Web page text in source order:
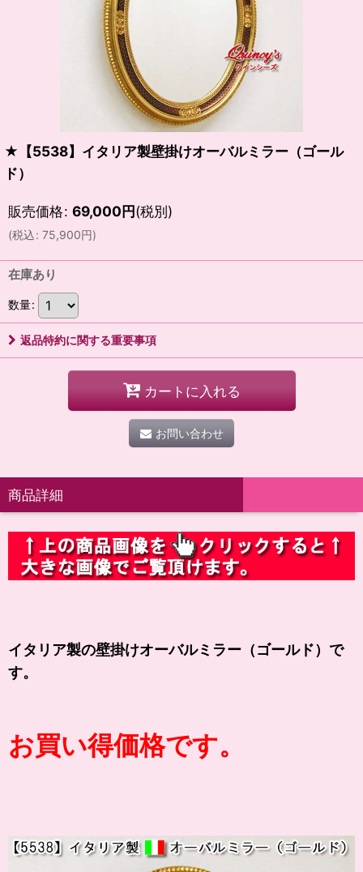
★【5538】イタリア製壁掛けオーバルミラー（ゴール
ド）
販売価格: 69,000円(税別)
(税込: 75,900円)
在庫あり
数量:
返品特約に関する重要事項
カートに入れる
お問い合わせ
商品詳細
イタリア製の壁掛けオーバルミラー（ゴールド）で
す。
お買い得価格です。